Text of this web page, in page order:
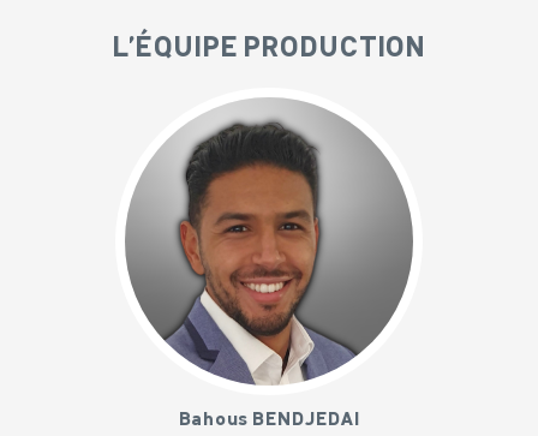
L'ÉQUIPE PRODUCTION
Bahous BENDJEDAI